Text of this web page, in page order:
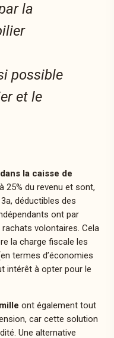
la
possible
et le
la caisse de
25% du revenu et sont,
déductibles des
ont par
volontaires. Cela
la charge fiscale les
termes d’économies
intérêt à opter pour le
ont également tout
car cette solution
Une alternative